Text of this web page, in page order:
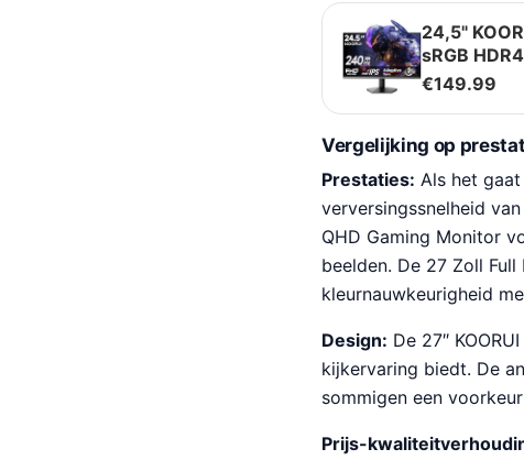
24,5"
sRGB
€149.99
Vergelijking op
Prestaties: Als het
verversingssnelheid
QHD Gaming Monitor
beelden. De 27 Zoll
kleurnauwkeurigheid
Design: De 27″
kijkervaring biedt. De
sommigen een
Prijs-